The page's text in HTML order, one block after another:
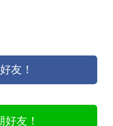
友！
友！